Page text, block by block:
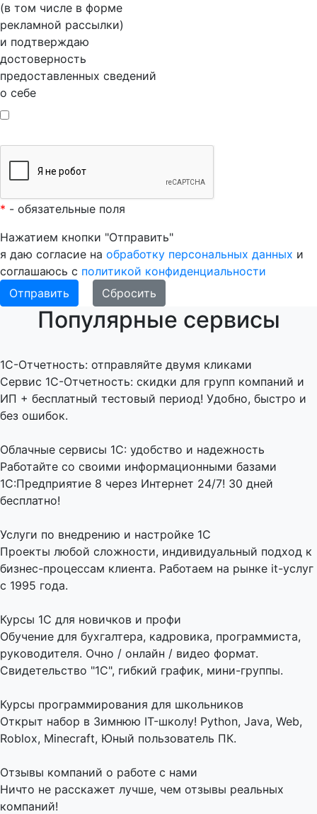
(в том числе в форме
рекламной рассылки)
и подтверждаю
достоверность
предоставленных сведений
о себе
* - обязательные поля
Нажатием кнопки "Отправить"
я даю согласие на обработку персональных данных и
соглашаюсь с политикой конфиденциальности
Популярные сервисы
1C-Отчетность: отправляйте двумя кликами
Сервис 1С-Отчетность: скидки для групп компаний и
ИП + бесплатный тестовый период! Удобно, быстро и
без ошибок.
Облачные сервисы 1С: удобство и надежность
Работайте со своими информационными базами
1С:Предприятие 8 через Интернет 24/7! 30 дней
бесплатно!
Услуги по внедрению и настройке 1С
Проекты любой сложности, индивидуальный подход к
бизнес-процессам клиента. Работаем на рынке it-услуг
с 1995 года.
Курсы 1С для новичков и профи
Обучение для бухгалтера, кадровика, программиста,
руководителя. Очно / онлайн / видео формат.
Свидетельство "1С", гибкий график, мини-группы.
Курсы программирования для школьников
Открыт набор в Зимнюю IT-школу! Python, Java, Web,
Roblox, Minecraft, Юный пользователь ПК.
Отзывы компаний о работе с нами
Ничто не расскажет лучше, чем отзывы реальных
компаний!